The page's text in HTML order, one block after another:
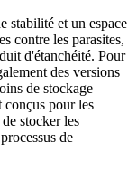
stabilité et un espace
contre les parasites,
d'étanchéité. Pour
des versions
de stockage
conçus pour les
stocker les
de